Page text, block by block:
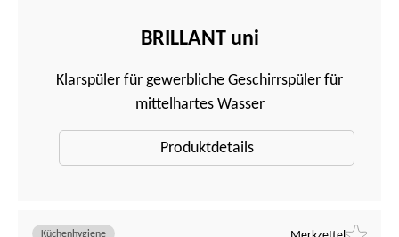
BRILLANT uni
Klarspüler für gewerbliche Geschirrspüler für
mittelhartes Wasser
Produktdetails
Küchenhygiene